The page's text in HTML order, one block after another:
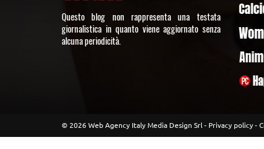
Questo blog non rappresenta una testata
giornalistica in quanto viene aggiornato senza
alcuna periodicità.
© 2026 Web Agency Italy Media Design Srl - Privacy policy-